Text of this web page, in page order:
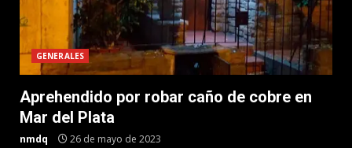
GENERALES
Aprehendido por robar caño de cobre en
Mar del Plata
nmdq 26 de mayo de 2023